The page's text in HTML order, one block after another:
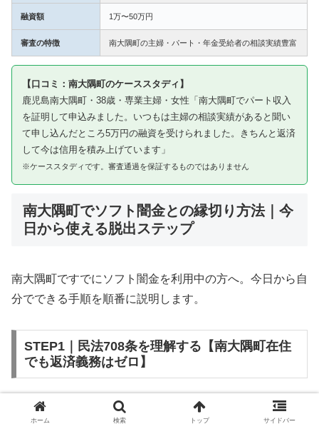
融資額 1万〜50万円
審査の特徴 南大隅町の主婦・パート・年金受給者の相談実績豊富
【口コミ：南大隅町のケーススタディ】
鹿児島南大隅町・38歳・専業主婦・女性「南大隅町でパート収入
を証明して申込みました。いつもは主婦の相談実績があると聞い
て申し込んだところ5万円の融資を受けられました。きちんと返済
して今は信用を積み上げています」
※ケーススタディです。審査通過を保証するものではありません
南大隅町でソフト闇金との縁切り方法｜今
日から使える脱出ステップ
南大隅町ですでにソフト闇金を利用中の方へ。今日から自
分でできる手順を順番に説明します。
STEP1｜民法708条を理解する【南大隅町在住
でも返済義務はゼロ】
ソフト闇金を含む闇金との金銭消費貸借契約は、公序良俗
ホーム 検索 トップ サイドバー